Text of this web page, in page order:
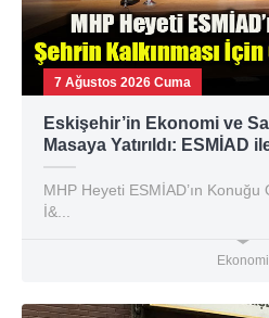
7 Ağustos 2026 Cuma
Eskişehir’in Ekonomi ve
Masaya Yatırıldı: ESMİAD
MHP Heyeti ESMİAD’ın Konuğu
İ&...
Ekonomi